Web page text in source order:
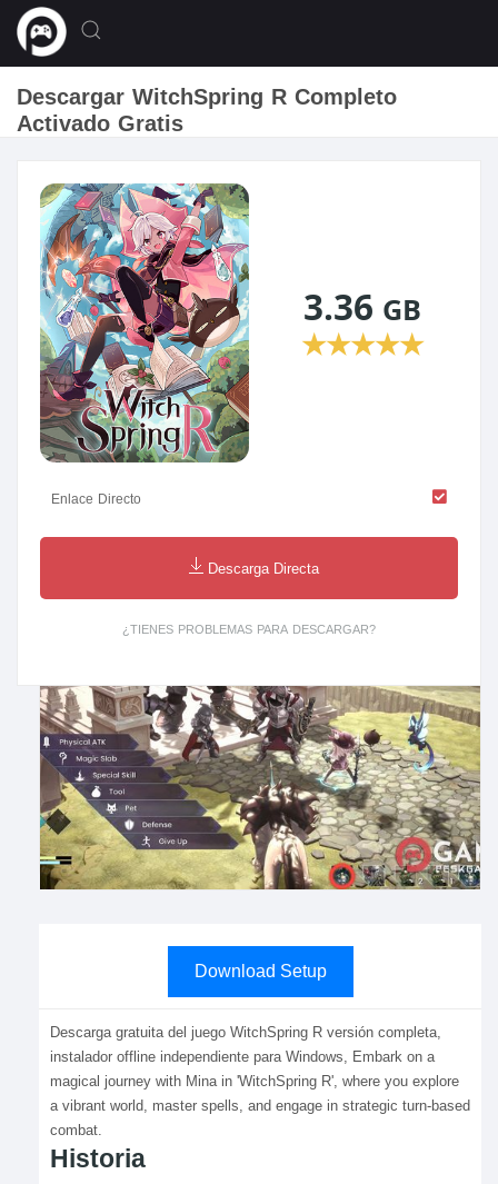
Descargar WitchSpring R Completo
Activado Gratis
Download Setup
Descarga gratuita del juego WitchSpring R versión completa,
instalador offline independiente para Windows, Embark on a
magical journey with Mina in 'WitchSpring R', where you explore
a vibrant world, master spells, and engage in strategic turn-based
combat.
Historia
3.36 GB
★★★★★
Enlace Directo
Descarga Directa
¿TIENES PROBLEMAS PARA DESCARGAR?